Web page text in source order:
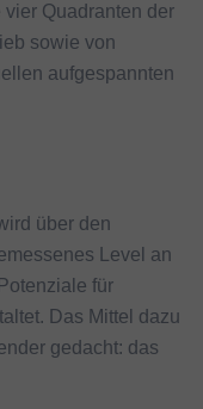
vier Quadranten der
sowie von
aufgespannten
über den
Level an
für
Das Mittel dazu
gedacht: das